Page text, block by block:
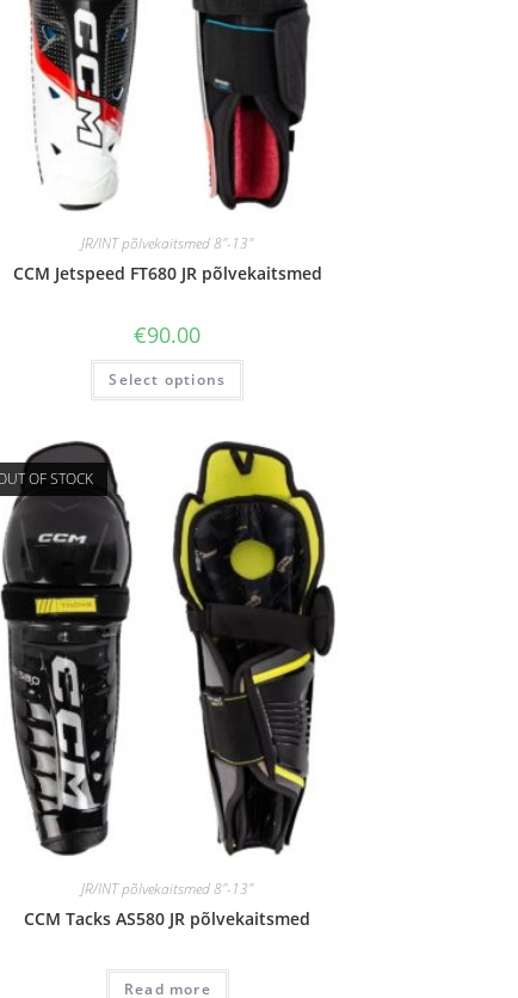
JR/INT põlvekaitsmed 8"-13"
CCM Jetspeed FT680 JR põlvekaitsmed
€90.00
Select options
OF STOCK
JR/INT põlvekaitsmed 8"-13"
CCM Tacks AS580 JR põlvekaitsmed
Read more